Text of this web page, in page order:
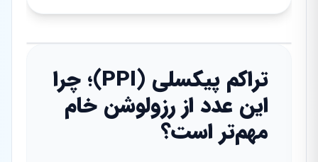
تراکم پیکسلی (PPI)؛ چرا
این عدد از رزولوشن خام
مهم‌تر است؟